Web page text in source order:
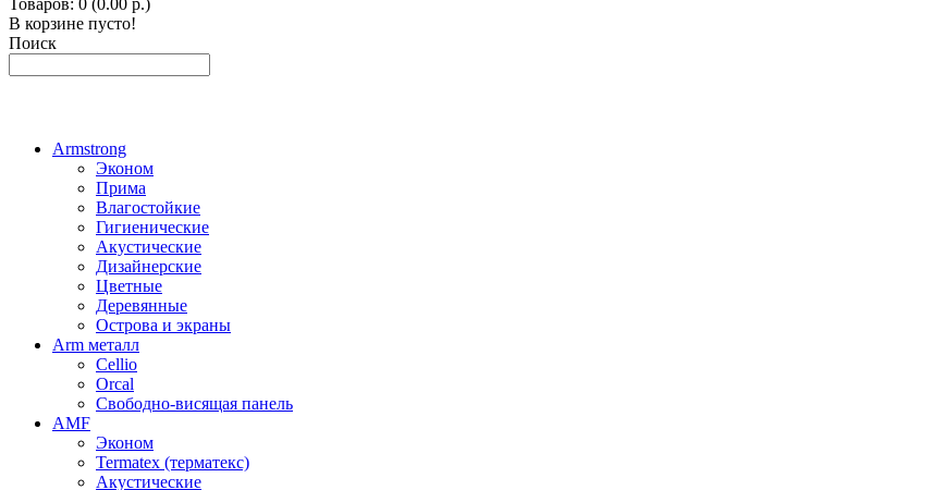
В корзине пусто!
Поиск
Armstrong
Эконом
Прима
Влагостойкие
Гигиенические
Акустические
Дизайнерские
Цветные
Деревянные
Острова и экраны
Arm металл
Cellio
Orcal
Свободно-висящая панель
AMF
Эконом
Termatex (терматекс)
Акустические